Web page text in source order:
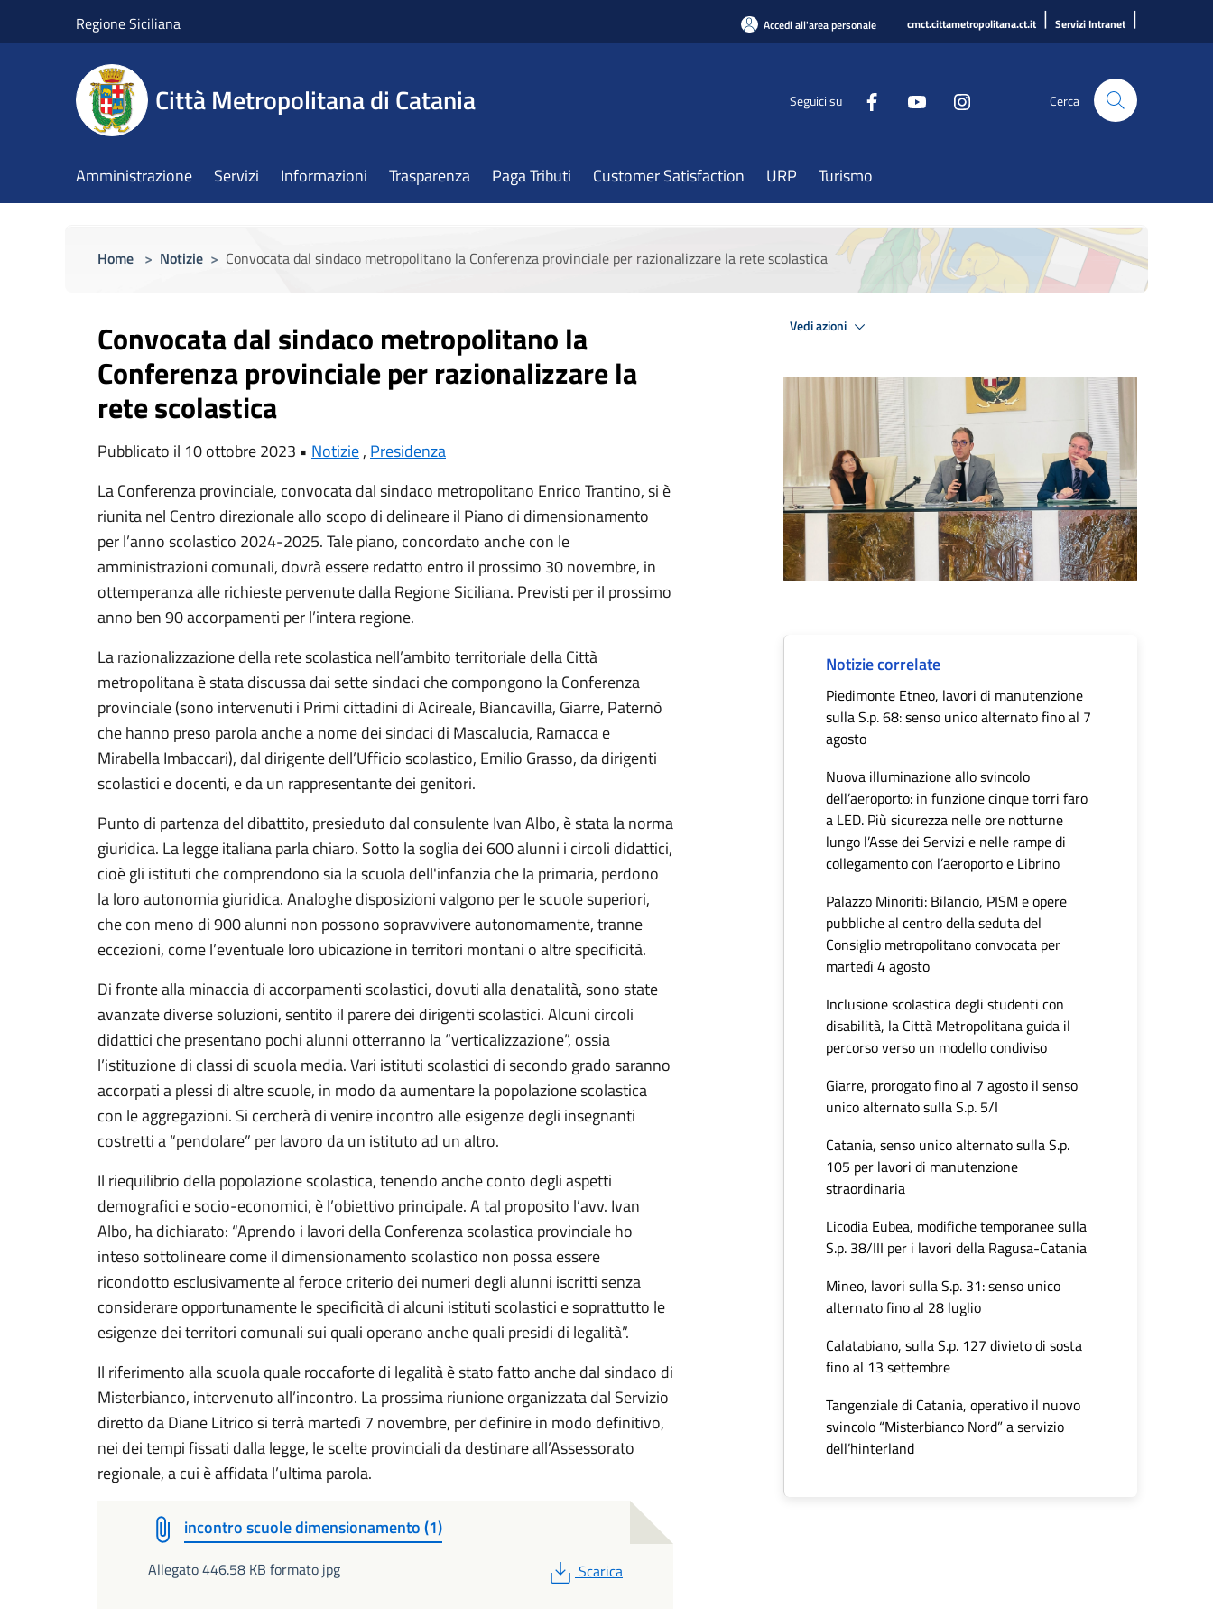
Regione Siciliana Accedi all'area personale cmct.cittametropolitana.ct.it | Servizi Intranet |
Città Metropolitana di Catania Seguici su Cerca
Amministrazione Servizi Informazioni Trasparenza Paga Tributi Customer Satisfaction URP Turismo
Home > Notizie > Convocata dal sindaco metropolitano la Conferenza provinciale per razionalizzare la rete scolastica
Convocata dal sindaco metropolitano la
Conferenza provinciale per razionalizzare la
rete scolastica
Pubblicato il 10 ottobre 2023 • Notizie, Presidenza
La Conferenza provinciale, convocata dal sindaco metropolitano Enrico Trantino, si è
riunita nel Centro direzionale allo scopo di delineare il Piano di dimensionamento
per l’anno scolastico 2024-2025. Tale piano, concordato anche con le
amministrazioni comunali, dovrà essere redatto entro il prossimo 30 novembre, in
ottemperanza alle richieste pervenute dalla Regione Siciliana. Previsti per il prossimo
anno ben 90 accorpamenti per l’intera regione.
La razionalizzazione della rete scolastica nell’ambito territoriale della Città
metropolitana è stata discussa dai sette sindaci che compongono la Conferenza
provinciale (sono intervenuti i Primi cittadini di Acireale, Biancavilla, Giarre, Paternò
che hanno preso parola anche a nome dei sindaci di Mascalucia, Ramacca e
Mirabella Imbaccari), dal dirigente dell’Ufficio scolastico, Emilio Grasso, da dirigenti
scolastici e docenti, e da un rappresentante dei genitori.
Punto di partenza del dibattito, presieduto dal consulente Ivan Albo, è stata la norma
giuridica. La legge italiana parla chiaro. Sotto la soglia dei 600 alunni i circoli didattici,
cioè gli istituti che comprendono sia la scuola dell'infanzia che la primaria, perdono
la loro autonomia giuridica. Analoghe disposizioni valgono per le scuole superiori,
che con meno di 900 alunni non possono sopravvivere autonomamente, tranne
eccezioni, come l’eventuale loro ubicazione in territori montani o altre specificità.
Di fronte alla minaccia di accorpamenti scolastici, dovuti alla denatalità, sono state
avanzate diverse soluzioni, sentito il parere dei dirigenti scolastici. Alcuni circoli
didattici che presentano pochi alunni otterranno la “verticalizzazione”, ossia
l’istituzione di classi di scuola media. Vari istituti scolastici di secondo grado saranno
accorpati a plessi di altre scuole, in modo da aumentare la popolazione scolastica
con le aggregazioni. Si cercherà di venire incontro alle esigenze degli insegnanti
costretti a “pendolare” per lavoro da un istituto ad un altro.
Il riequilibrio della popolazione scolastica, tenendo anche conto degli aspetti
demografici e socio-economici, è l’obiettivo principale. A tal proposito l’avv. Ivan
Albo, ha dichiarato: “Aprendo i lavori della Conferenza scolastica provinciale ho
inteso sottolineare come il dimensionamento scolastico non possa essere
ricondotto esclusivamente al feroce criterio dei numeri degli alunni iscritti senza
considerare opportunamente le specificità di alcuni istituti scolastici e soprattutto le
esigenze dei territori comunali sui quali operano anche quali presidi di legalità”.
Il riferimento alla scuola quale roccaforte di legalità è stato fatto anche dal sindaco di
Misterbianco, intervenuto all’incontro. La prossima riunione organizzata dal Servizio
diretto da Diane Litrico si terrà martedì 7 novembre, per definire in modo definitivo,
nei dei tempi fissati dalla legge, le scelte provinciali da destinare all’Assessorato
regionale, a cui è affidata l’ultima parola.
incontro scuole dimensionamento (1)
Allegato 446.58 KB formato jpg PDF
Scarica
Vedi azioni
Notizie correlate
Piedimonte Etneo, lavori di manutenzione
sulla S.p. 68: senso unico alternato fino al 7
agosto
Nuova illuminazione allo svincolo
dell’aeroporto: in funzione cinque torri faro
a LED. Più sicurezza nelle ore notturne
lungo l’Asse dei Servizi e nelle rampe di
collegamento con l’aeroporto e Librino
Palazzo Minoriti: Bilancio, PISM e opere
pubbliche al centro della seduta del
Consiglio metropolitano convocata per
martedì 4 agosto
Inclusione scolastica degli studenti con
disabilità, la Città Metropolitana guida il
percorso verso un modello condiviso
Giarre, prorogato fino al 7 agosto il senso
unico alternato sulla S.p. 5/I
Catania, senso unico alternato sulla S.p.
105 per lavori di manutenzione
straordinaria
Licodia Eubea, modifiche temporanee sulla
S.p. 38/III per i lavori della Ragusa-Catania
Mineo, lavori sulla S.p. 31: senso unico
alternato fino al 28 luglio
Calatabiano, sulla S.p. 127 divieto di sosta
fino al 13 settembre
Tangenziale di Catania, operativo il nuovo
svincolo “Misterbianco Nord” a servizio
dell’hinterland